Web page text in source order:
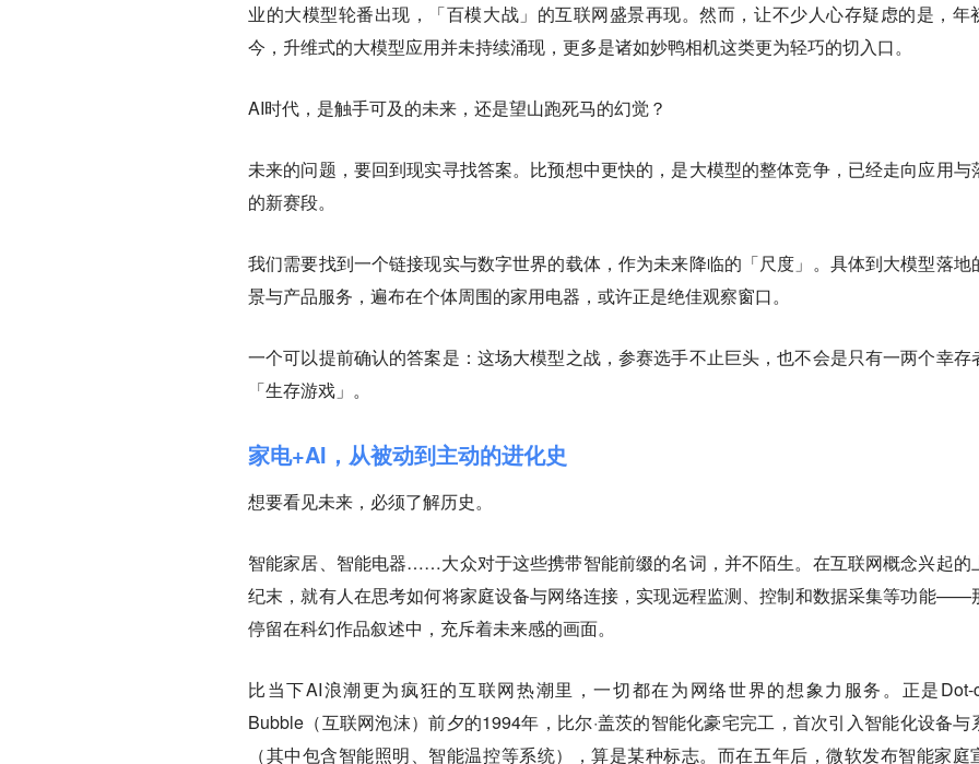
业的大模型轮番出现，「百模大战」的互联网盛景再现。然而，让不少人心存疑虑的是，年
今，升维式的大模型应用并未持续涌现，更多是诸如妙鸭相机这类更为轻巧的切入口。
AI时代，是触手可及的未来，还是望山跑死马的幻觉？
未来的问题，要回到现实寻找答案。比预想中更快的，是大模型的整体竞争，已经走向应用与
的新赛段。
我们需要找到一个链接现实与数字世界的载体，作为未来降临的「尺度」。 具体到大模型落地
景与产品服务，遍布在个体周围的家用电器，或许正是绝佳观察窗口。
一个可以提前确认的答案是：这场大模型之战，参赛选手不止巨头，也不会是只有一两个幸存
「生存游戏」。
家电+AI，从被动到主动的进化史
想要看见未来，必须了解历史。
智能家居、智能电器……大众对于这些携带智能前缀的名词，并不陌生。在互联网概念兴起的
纪末，就有人在思考如何将家庭设备与网络连接，实现远程监测、控制和数据采集等功能——
停留在科幻作品叙述中，充斥着未来感的画面。
比当下AI浪潮更为疯狂的互联网热潮里，一切都在为网络世界的想象力服务。正是Dot-
Bubble（互联网泡沫）前夕的1994年，比尔·盖茨的智能化豪宅完工，首次引入智能化设备与
（其中包含智能照明、智能温控等系统），算是某种标志。而在五年后，微软发布智能家庭